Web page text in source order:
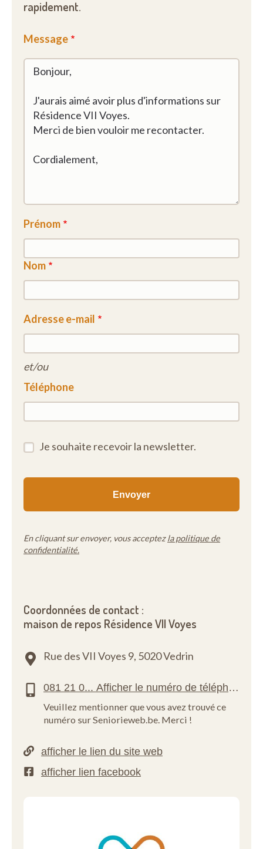
rapidement.
Message
Prénom
Nom
Adresse e-mail
et/ou
Téléphone
Je souhaite recevoir la newsletter.
En cliquant sur envoyer, vous acceptezla politique de
confidentialité.
Coordonnées de contact :
maison de repos Résidence VII Voyes
Rue des VII Voyes 9, 5020 Vedrin
Veuillez mentionner que vous avez trouvé ce
numéro sur Seniorieweb.be. Merci !